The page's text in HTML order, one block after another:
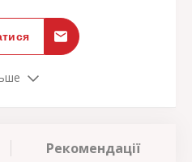
Рекомендації